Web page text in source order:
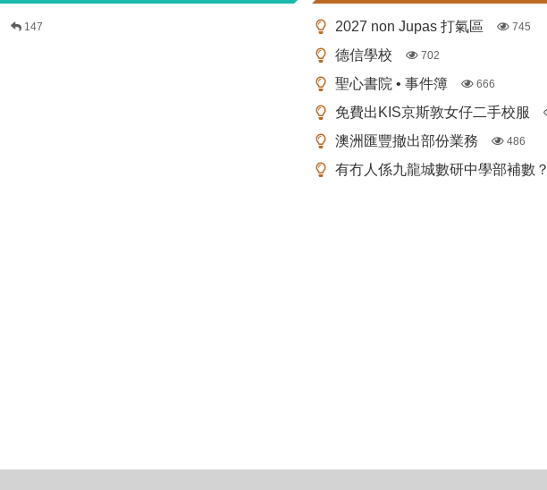
147 2027 non Jupas 打氣區 745
德信學校 702
聖心書院 • 事件簿 666
免費出KIS京斯敦女仔二手校服
澳洲匯豐撤出部份業務 486
有冇人係九龍城數研中學部補數？